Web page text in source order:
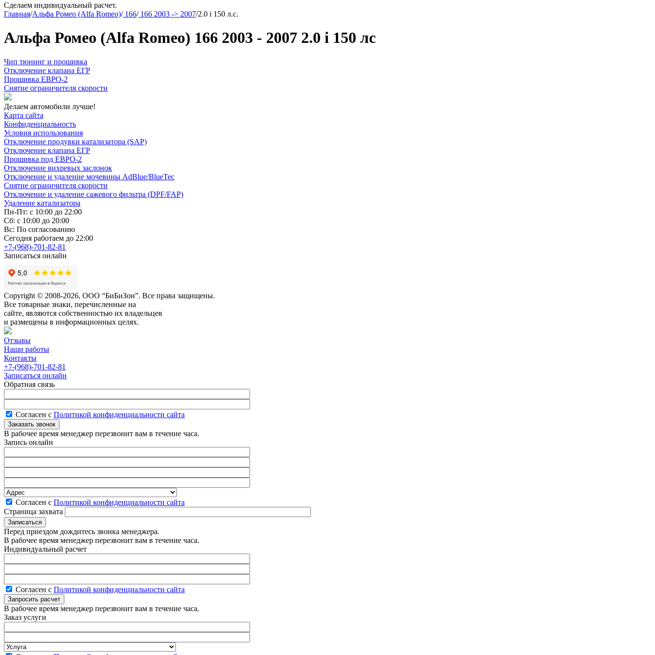
Сделаем индивидуальный расчет.
Главная/Альфа Ромео (Alfa Romeo)/166/166 2003 -> 2007/2.0 i 150 л.с.
Альфа Ромео (Alfa Romeo) 166 2003 - 2007 2.0 i 150 лс
Чип тюнинг и прошивка
Отключение клапана ЕГР
Прошивка ЕВРО-2
Снятие ограничителя скорости
Делаем автомобили лучше!
Карта сайта
Конфиденциальность
Условия использования
Отключение продувки катализатора (SAP)
Отключение клапана ЕГР
Прошивка под ЕВРО-2
Отключение вихревых заслонок
Отключение и удаление мочевины AdBlue/BlueTec
Снятие ограничителя скорости
Отключение и удаление сажевого фильтра (DPF/FAP)
Удаление катализатора
Пн-Пт: с 10:00 до 22:00
Сб: с 10:00 до 20:00
Вс: По согласованию
Сегодня работаем до 22:00
+7-(968)-701-82-81
Записаться онлайн
Copyright © 2008-2026, ООО “БиБиЗон”. Все права защищены.
Все товарные знаки, перечисленные на
сайте, являются собственностью их владельцев
и размещены в информационных целях.
Отзывы
Наши работы
Контакты
+7-(968)-701-82-81
Записаться онлайн
Обратная связь
Согласен с Политикой конфиденциальности сайта
В рабочее время менеджер перезвонит вам в течение часа.
Запись онлайн
Согласен с Политикой конфиденциальности сайта
Страница захвата
Перед приездом дождитесь звонка менеджера.
В рабочее время менеджер перезвонит вам в течение часа.
Индивидуальный расчет
Согласен с Политикой конфиденциальности сайта
В рабочее время менеджер перезвонит вам в течение часа.
Заказ услуги